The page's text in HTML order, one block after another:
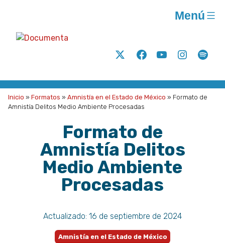
acción
para
la
Twitter FacebookYoutubeInstagram
Menú
Inicio » Formatos » Amnistía en el Estado de México » Formato de
Amnistía Delitos Medio Ambiente Procesadas
Formato de
Amnistía Delitos
Medio Ambiente
Procesadas
Actualizado: 16 de septiembre de 2024
Amnistía en el Estado de México